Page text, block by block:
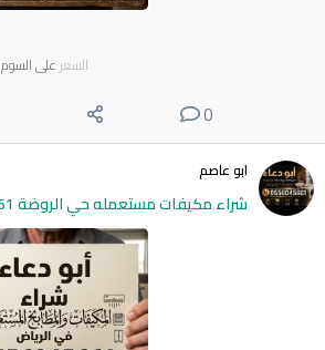
السعر على السوم
0
ابو عاصم
شراء مكيفات مستعمله حي الروضة 0556045661